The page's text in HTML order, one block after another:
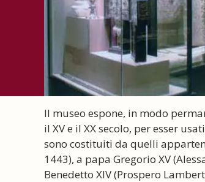
Il museo espone, in modo
il XV e il XX secolo, per esser
sono costituiti da quelli
1443), a papa Gregorio XV
Benedetto XIV (Prospero